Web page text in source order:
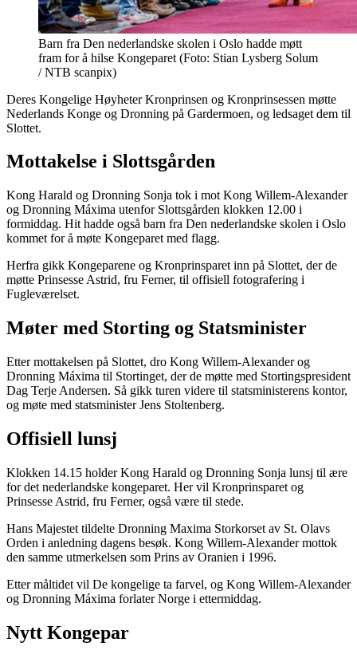
Barn fra Den nederlandske skolen i Oslo hadde møtt
fram for å hilse Kongeparet (Foto: Stian Lysberg Solum
/ NTB scanpix)
Deres Kongelige Høyheter Kronprinsen og Kronprinsessen møtte
Nederlands Konge og Dronning på Gardermoen, og ledsaget dem til
Slottet.
Mottakelse i Slottsgården
Kong Harald og Dronning Sonja tok i mot Kong Willem-Alexander
og Dronning Máxima utenfor Slottsgården klokken 12.00 i
formiddag. Hit hadde også barn fra Den nederlandske skolen i Oslo
kommet for å møte Kongeparet med flagg.
Herfra gikk Kongeparene og Kronprinsparet inn på Slottet, der de
møtte Prinsesse Astrid, fru Ferner, til offisiell fotografering i
Fugleværelset.
Møter med Storting og Statsminister
Etter mottakelsen på Slottet, dro Kong Willem-Alexander og
Dronning Máxima til Stortinget, der de møtte med Stortingspresident
Dag Terje Andersen. Så gikk turen videre til statsministerens kontor,
og møte med statsminister Jens Stoltenberg.
Offisiell lunsj
Klokken 14.15 holder Kong Harald og Dronning Sonja lunsj til ære
for det nederlandske kongeparet. Her vil Kronprinsparet og
Prinsesse Astrid, fru Ferner, også være til stede.
Hans Majestet tildelte Dronning Maxima Storkorset av St. Olavs
Orden i anledning dagens besøk. Kong Willem-Alexander mottok
den samme utmerkelsen som Prins av Oranien i 1996.
Etter måltidet vil De kongelige ta farvel, og Kong Willem-Alexander
og Dronning Máxima forlater Norge i ettermiddag.
Nytt Kongepar